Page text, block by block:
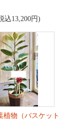
込13,200円)
植物（バスケット